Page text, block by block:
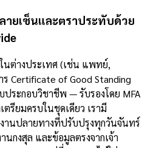
ายเซ็นและตราประทับด้วย
ต่างประเทศ (เช่น แพทย์,
Certificate of Good Standing
ระกอบวิชาชีพ — รับรองโดย MFA
รียมครบในชุดเดียว เรามี
านปลายทางที่ปรับปรุงทุกวันจันทร์
นกงสุล และข้อมูลตรงจากเจ้า